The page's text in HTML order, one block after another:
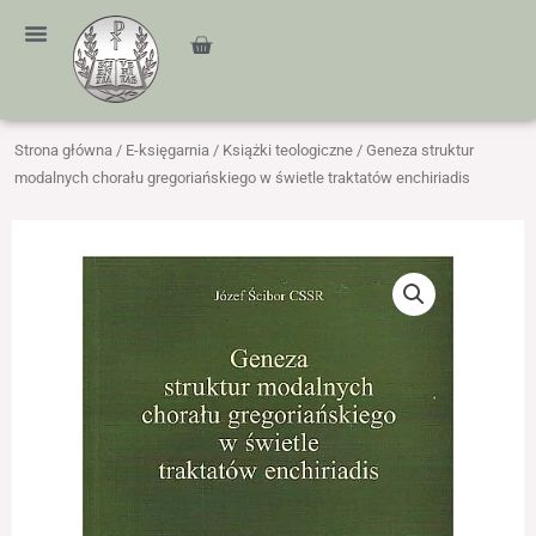
treści
Cart
Strona główna / E-księgarnia / Książki teologiczne / Geneza struktur
modalnych chorału gregoriańskiego w świetle traktatów enchiriadis